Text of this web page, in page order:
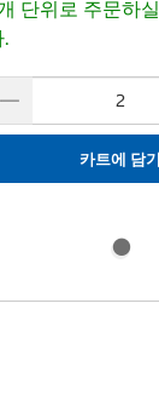
단위로 주문하
.
카트에 담기